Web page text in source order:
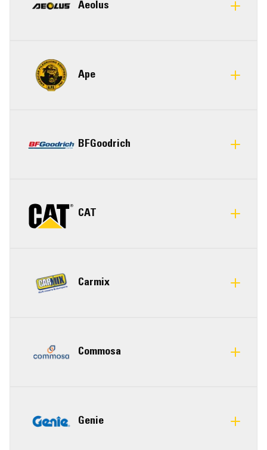
Aeolus
Ape
BFGoodrich
CAT
Carmix
Commosa
Genie